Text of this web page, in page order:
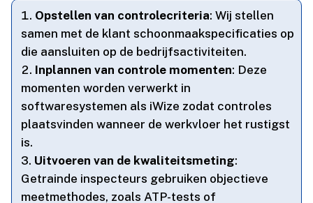
Opstellen van controlecriteria: Wij stellen
samen met de klant schoonmaakspecificaties op
die aansluiten op de bedrijfsactiviteiten.​
Inplannen van controle momenten: Deze
momenten worden verwerkt in
softwaresystemen als iWize zodat controles
plaatsvinden wanneer de werkvloer het rustigst
is.​
Uitvoeren van de kwaliteitsmeting:
Getrainde inspecteurs gebruiken objectieve
meetmethodes, zoals ATP-tests of